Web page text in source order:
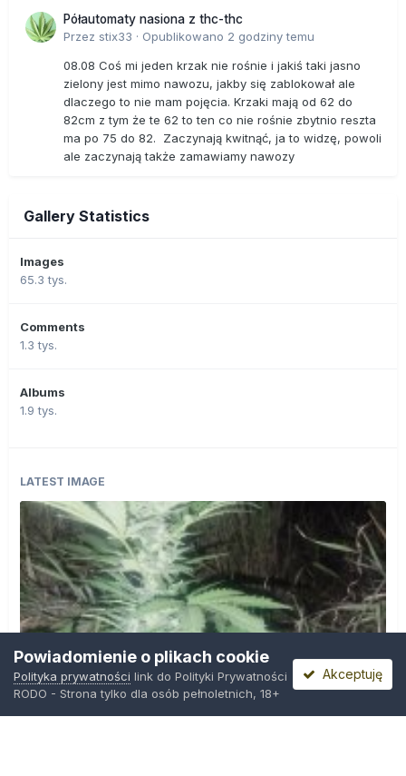
Półautomaty nasiona z thc-thc
Przez stix33 · Opublikowano 2 godziny temu
08.08 Coś mi jeden krzak nie rośnie i jakiś taki jasno
zielony jest mimo nawozu, jakby się zablokował ale
dlaczego to nie mam pojęcia. Krzaki mają od 62 do
82cm z tym że te 62 to ten co nie rośnie zbytnio reszta
ma po 75 do 82. Zaczynają kwitnąć, ja to widzę, powoli
ale zaczynają także zamawiamy nawozy
Gallery Statistics
Images
65.3 tys.
Comments
1.3 tys.
Albums
1.9 tys.
LATEST IMAGE
Powiadomienie o plikach cookie
Polityka prywatności link do Polityki Prywatności
RODO - Strona tylko dla osób pełnoletnich, 18+
Akceptuję